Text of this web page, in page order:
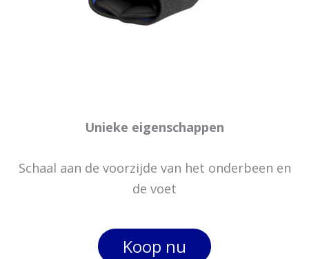
Unieke eigenschappen
Schaal aan de voorzijde van het onderbeen en
de voet
Koop nu